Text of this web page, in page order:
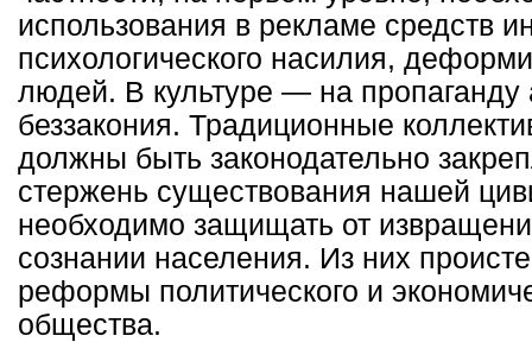
использования в рекламе средств
психологического насилия,
людей. В культуре — на пропаганду
беззакония. Традиционные
должны быть законодательно
стержень существования нашей
необходимо защищать от
сознании населения. Из них
реформы политического и
общества.